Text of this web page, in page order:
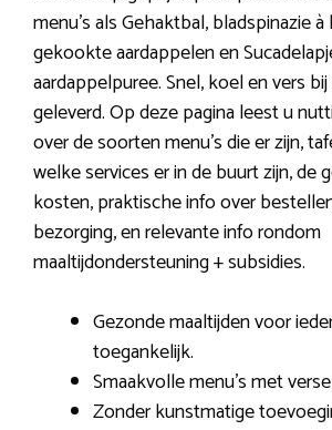
menu’s als Gehaktbal, bladspinazie à
gekookte aardappelen en
aardappelpuree. Snel, koel en vers
geleverd. Op deze pagina leest u
over de soorten menu’s die er zijn,
welke services er in de buurt zijn, de
kosten, praktische info over
bezorging, en relevante info rondom
maaltijdondersteuning + subsidies.
Gezonde maaltijden voor
toegankelijk.
Smaakvolle menu’s met
Zonder kunstmatige